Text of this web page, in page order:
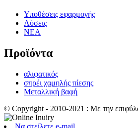
Υποθέσεις εφαρμογής
Λύσεις
ΝΕΑ
Προϊόντα
αλιφατικός
σπρέι χαμηλής πίεσης
Μεταλλική βαφή
© Copyright - 2010-2021 : Με την
Να στείλετε e-mail